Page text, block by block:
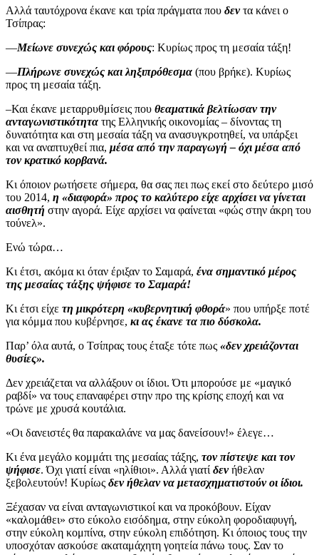
Αλλά ταυτόχρονα έκανε και τρία πράγματα που δεντα κάνει ο
Τσίπρας:
—Μείωνε συνεχώς και φόρους: Κυρίως προς τη μεσαία τάξη!
—Πλήρωνε συνεχώς και ληξιπρόθεσμα (που βρήκε). Κυρίως
προς τη μεσαία τάξη.
–Και έκανε μεταρρυθμίσεις που θεαματικά βελτίωσαν την
ανταγωνιστικότητα της Ελληνικής οικονομίας – δίνοντας τη
δυνατότητα και στη μεσαία τάξη να ανασυγκροτηθεί, να υπάρξει
και να αναπτυχθεί πια, μέσα από την παραγωγή – όχι μέσα από
τον κρατικό κορβανά.
Κι όποιον ρωτήσετε σήμερα, θα σας πει πως εκεί στο δεύτερο μισό
του 2014, η «διαφορά» προς το καλύτερο είχε αρχίσει να γίνεται
αισθητή στην αγορά. Είχε αρχίσει να φαίνεται «φώς στην άκρη του
τούνελ».
Ενώ τώρα…
Κι έτσι, ακόμα κι όταν έριξαν το Σαμαρά, ένα σημαντικό μέρος
της μεσαίας τάξης ψήφισε το Σαμαρά!
Κι έτσι είχε τη μικρότερη «κυβερνητική φθορά» που υπήρξε ποτέ
για κόμμα που κυβέρνησε, κι ας έκανε τα πιο δύσκολα.
Παρ’ όλα αυτά, ο Τσίπρας τους έταξε τότε πως «δεν χρειάζονται
θυσίες».
Δεν χρειάζεται να αλλάξουν οι ίδιοι. Ότι μπορούσε με «μαγικό
ραβδί» να τους επαναφέρει στην προ της κρίσης εποχή και να
τρώνε με χρυσά κουτάλια.
«Οι δανειστές θα παρακαλάνε να μας δανείσουν!» έλεγε…
Κι ένα μεγάλο κομμάτι της μεσαίας τάξης, τον πίστεψε και τον
ψήφισε. Όχι γιατί είναι «ηλίθιοι». Αλλά γιατί δενήθελαν
ξεβολευτούν! Κυρίως δεν ήθελαν να μετασχηματιστούν οι ίδιοι.
Ξέχασαν να είναι ανταγωνιστικοί και να προκόβουν. Είχαν
«καλομάθει» στο εύκολο εισόδημα, στην εύκολη φοροδιαφυγή,
στην εύκολη κομπίνα, στην εύκολη επιδότηση. Κι όποιος τους την
υποσχόταν ασκούσε ακαταμάχητη γοητεία πάνω τους. Σαν το